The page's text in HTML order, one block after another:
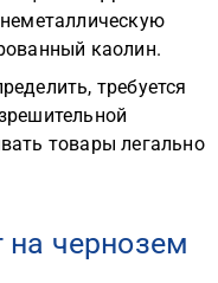
каолин.
требуется
товары легально
на чернозем